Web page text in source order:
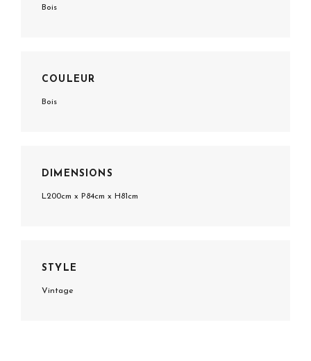
Bois
COULEUR
Bois
DIMENSIONS
L200cm x P84cm x H81cm
STYLE
Vintage